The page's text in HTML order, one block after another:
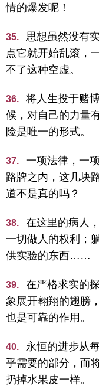
情的爆发呢！
35.
思想虽然没有
点它就开始乱滚，
不了这种空虚。
36.
将人生投于赌
候，对自己的力量
险是唯一的形式。
37.
一项法律，一
路牌之内，这几块
道不是真的吗？
38.
在这里的病人
一切做人的权利；
供实验的东西……
39.
在严格求实的
象展开翱翔的翅膀
也是可靠的作用。
40.
永恒的进步从
乎需要的部分，而
扔掉水果皮一样。